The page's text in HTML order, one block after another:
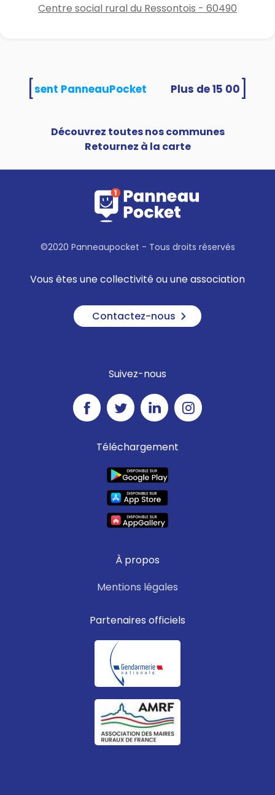
Centre social rural du Ressontois - 60490
utilisent PanneauPocket
Découvrez toutes nos communes
Retournez à la carte
©2020 Panneaupocket - Tous droits réservés
Vous êtes une collectivité ou une association
Contactez-nous
Suivez-nous
Téléchargement
À propos
Mentions légales
Partenaires officiels